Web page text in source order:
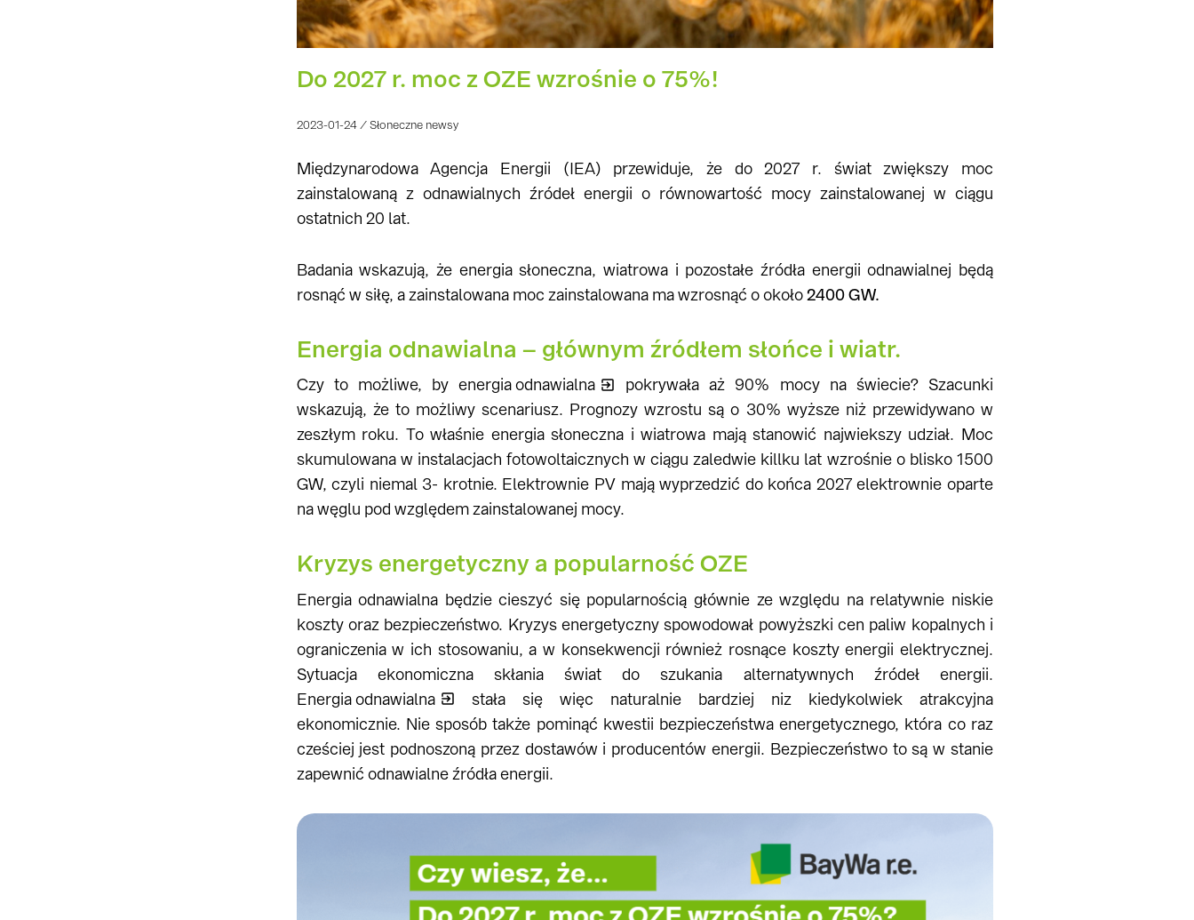
Do 2027 r. moc z OZE wzrośnie o 75%!
2023-01-24 / Słoneczne newsy
Międzynarodowa Agencja Energii (IEA) przewiduje, że do 2027 r. świat zwiększy moc
zainstalowaną z odnawialnych źródeł energii o równowartość mocy zainstalowanej w ciągu
ostatnich 20 lat.
Badania wskazują, że energia słoneczna, wiatrowa i pozostałe źródła energii odnawialnej będą
rosnąć w siłę, a zainstalowana moc zainstalowana ma wzrosnąć o około2400 GW.
Energia odnawialna – głównym źródłem słońce i wiatr.
Czy to możliwe, byenergia odnawialna
pokrywała aż 90% mocy na świecie? Szacunki
wskazują, że to możliwy scenariusz. Prognozy wzrostu są o 30% wyższe niż przewidywano w
zeszłym roku. To właśnie energia słoneczna i wiatrowa mają stanowić najwiekszy udział. Moc
skumulowana w instalacjach fotowoltaicznych w ciągu zaledwie killku lat wzrośnie o blisko 1500
GW, czyli niemal 3- krotnie. Elektrownie PV mają wyprzedzić do końca 2027 elektrownie oparte
na węglu pod względem zainstalowanej mocy.
Kryzys energetyczny a popularność OZE
Energia odnawialna będzie cieszyć się popularnością głównie ze względu na relatywnie niskie
koszty oraz bezpieczeństwo. Kryzys energetyczny spowodował powyższki cen paliw kopalnych i
ograniczenia w ich stosowaniu, a w konsekwencji również rosnące koszty energii elektrycznej.
Sytuacja ekonomiczna skłania świat do szukania alternatywnych źródeł energii.
Energia odnawialna
stała się więc naturalnie bardziej niz kiedykolwiek atrakcyjna
ekonomicznie. Nie sposób także pominąć kwestii bezpieczeństwa energetycznego, która co raz
cześciej jest podnoszoną przez dostawów i producentów energii. Bezpieczeństwo to są w stanie
zapewnić odnawialne źródła energii.